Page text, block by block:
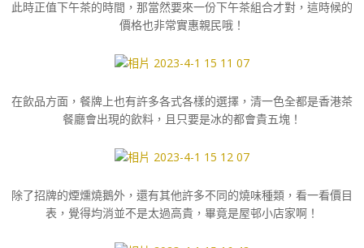
此時正值下午茶的時間，那當然要來一份下午茶組合才對，這時候的
價格也非常實惠親民哦！
在飲品方面，餐牌上也有許多各式各樣的選擇，清一色全都是香港茶
餐廳會出現的飲料，且只要是冰的都會貴五塊！
除了招牌的煙燻燒鵝外，還有其他許多不同的燒味種類，看一看價目
表，覺得均消並不是太過高貴，畢竟是屋邨小店家啊！